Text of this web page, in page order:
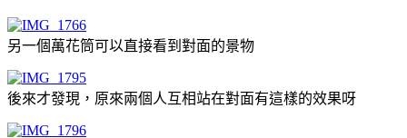
另一個萬花筒可以直接看到對面的景物
後來才發現，原來兩個人互相站在對面有這樣的效果呀